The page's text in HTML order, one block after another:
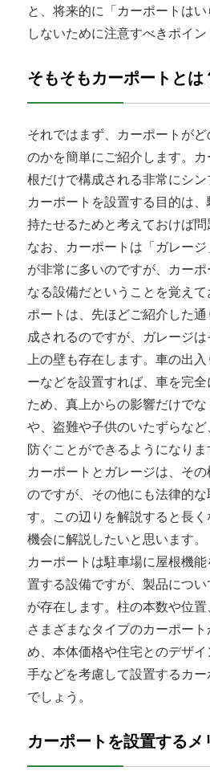
と、将来的に「カーポートは
しないために注意すべきポイン
そもそもカーポートとは
それではまず、カーポートが
のかを簡単にご紹介します。
根だけで構成される非常にシン
カーポートを設置する目的は
持たせるためと考えておけば問
なお、カーポートは「ガレー
が非常に多いのですが、カー
なる設備だということを覚え
ポートは、先ほどご紹介した
成されるのですが、ガレージ
上の壁も存在します。車の出
ーなどを設置すれば、車を完
ため、真上からの影響だけで
や、盗難や子供のいたずらな
防ぐことができるようになりま
カーポートとガレージは、そ
のですが、その他にも法律的
す。この辺りを解説すると長
機会に解説したいと思います。
カーポートは駐車場に屋根機
置する設備ですが、製品につ
が存在します。柱の本数や位置
さまざまなタイプのカーポー
め、本体価格や住宅とのデザ
手などを考慮して設置するカ
でしょう。
カーポートを設置するメ